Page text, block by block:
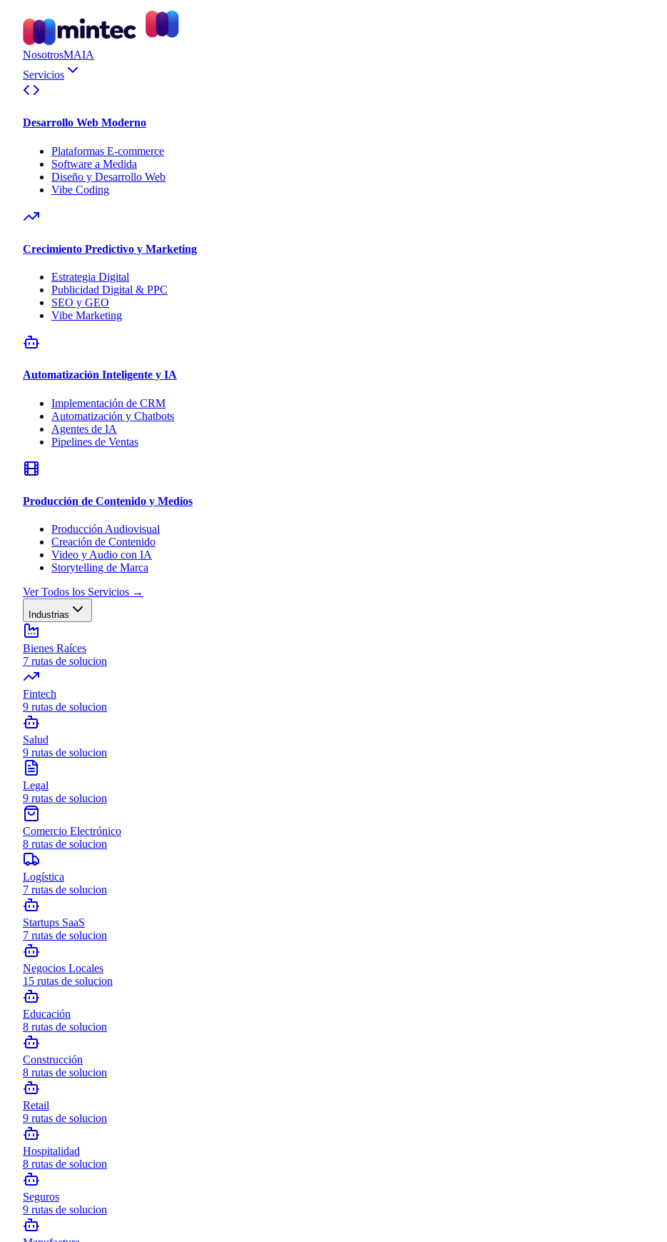
NosotrosMAIA
Servicios
Desarrollo Web Moderno
Plataformas E-commerce
Software a Medida
Diseño y Desarrollo Web
Vibe Coding
Crecimiento Predictivo y Marketing
Estrategia Digital
Publicidad Digital & PPC
SEO y GEO
Vibe Marketing
Automatización Inteligente y IA
Implementación de CRM
Automatización y Chatbots
Agentes de IA
Pipelines de Ventas
Producción de Contenido y Medios
Producción Audiovisual
Creación de Contenido
Video y Audio con IA
Storytelling de Marca
Ver Todos los Servicios →
Industrias
Bienes Raíces
7 rutas de solucion
Fintech
9 rutas de solucion
Salud
9 rutas de solucion
Legal
9 rutas de solucion
Comercio Electrónico
8 rutas de solucion
Logística
7 rutas de solucion
Startups SaaS
7 rutas de solucion
Negocios Locales
15 rutas de solucion
Educación
8 rutas de solucion
Construcción
8 rutas de solucion
Retail
9 rutas de solucion
Hospitalidad
8 rutas de solucion
Seguros
9 rutas de solucion